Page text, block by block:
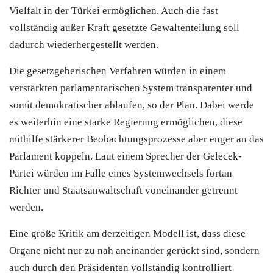
Vielfalt in der Türkei ermöglichen. Auch die fast
vollständig außer Kraft gesetzte Gewaltenteilung soll
dadurch wiederhergestellt werden.
Die gesetzgeberischen Verfahren würden in einem
verstärkten parlamentarischen System transparenter und
somit demokratischer ablaufen, so der Plan. Dabei werde
es weiterhin eine starke Regierung ermöglichen, diese
mithilfe stärkerer Beobachtungsprozesse aber enger an das
Parlament koppeln. Laut einem Sprecher der Gelecek-
Partei würden im Falle eines Systemwechsels fortan
Richter und Staatsanwaltschaft voneinander getrennt
werden.
Eine große Kritik am derzeitigen Modell ist, dass diese
Organe nicht nur zu nah aneinander gerückt sind, sondern
auch durch den Präsidenten vollständig kontrolliert